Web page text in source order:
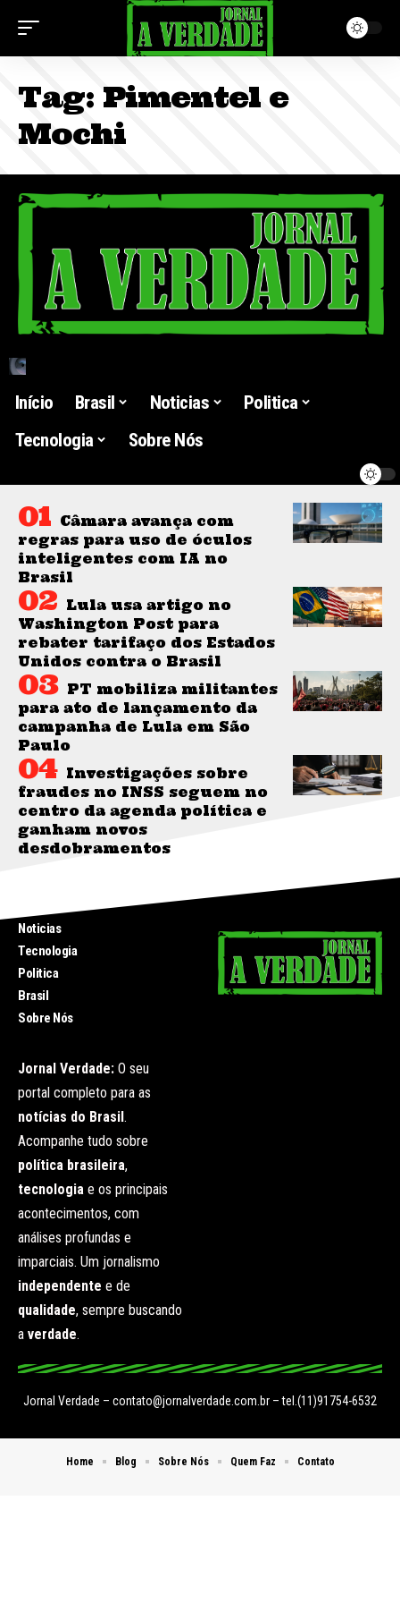
Tag: Pimentel e
Mochi
Início Brasil Noticias
Politica
Tecnologia
Sobre Nós
Câmara avança com
regras para uso de óculos
inteligentes com IA no
Brasil
Lula usa artigo no
Washington Post para
rebater tarifaço dos Estados
Unidos contra o Brasil
PT mobiliza militantes
para ato de lançamento da
campanha de Lula em São
Paulo
Investigações sobre
fraudes no INSS seguem no
centro da agenda política e
ganham novos
desdobramentos
Noticias
Tecnologia
Politica
Brasil
Sobre Nós
Jornal Verdade: O seu
portal completo para as
notícias do Brasil .
Acompanhe tudo sobre
política brasileira,
tecnologia e os principais
acontecimentos, com
análises profundas e
imparciais. Um jornalismo
independente e de
qualidade, sempre buscando
a verdade.
Jornal Verdade – contato@jornalverdade.com.br – tel.(11)91754-6532
Home Blog Sobre Nós Quem Faz Contato